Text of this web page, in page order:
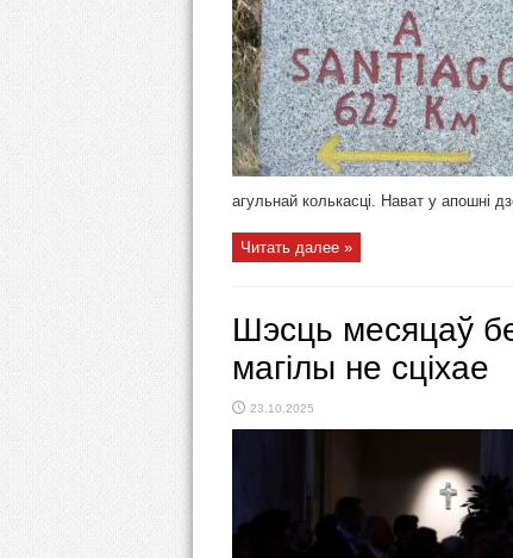
агульнай колькасці. Нават у апошні
Читать далее »
Шэсць месяцаў
магілы не сціхае
23.10.2025